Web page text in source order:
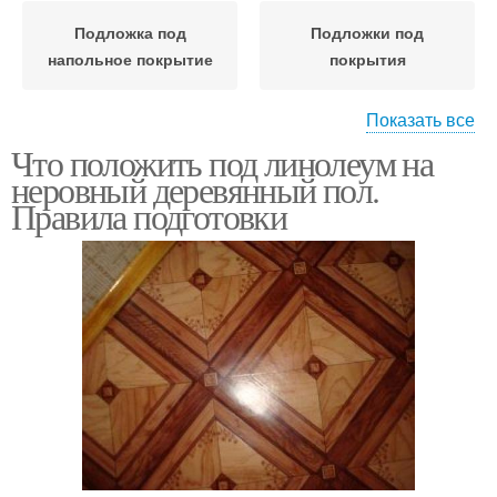
Подложка под
напольное покрытие
Подложки под
покрытия
доме
основание
Материалы вместо
подложки
Подложка под накрытие
Подложка под
линолеумом
Натуральные подложки
Показать все
Что положить под линолеум на
неровный деревянный пол.
Правила подготовки